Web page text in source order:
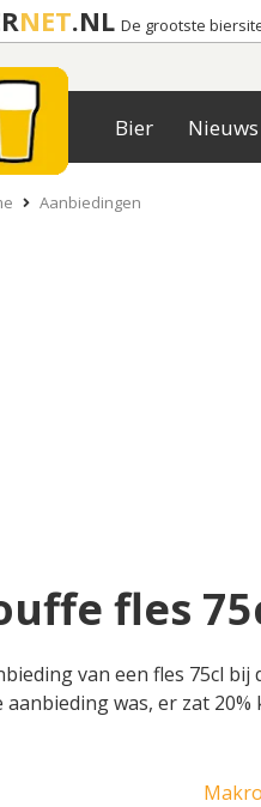
NET.NL De grootste
Bier
Aanbiedingen
fles
van een fles 75cl
aanbieding was, er zat
Makro